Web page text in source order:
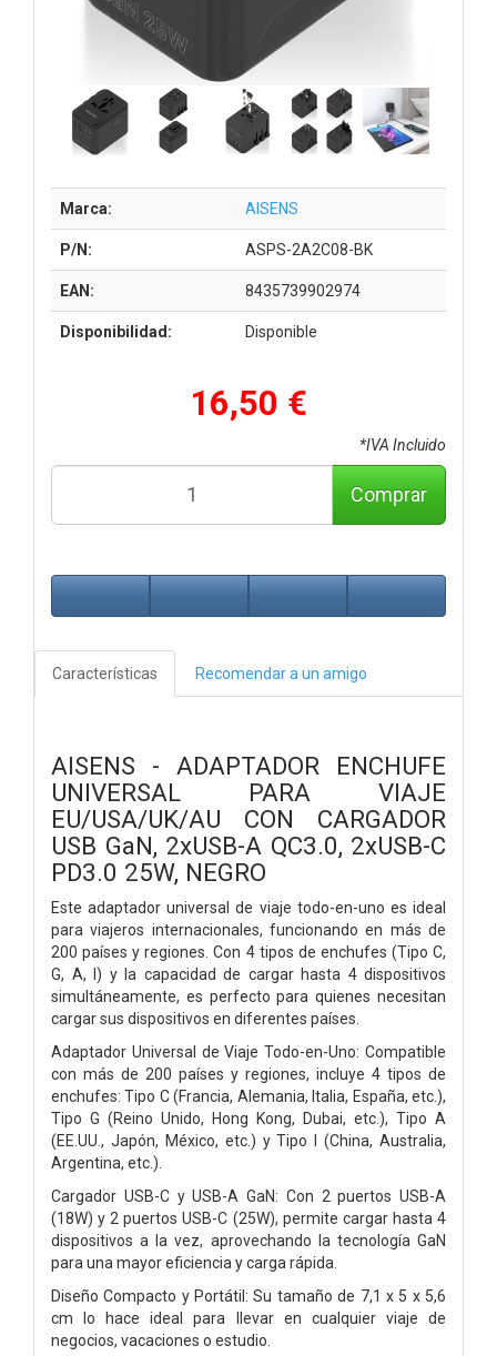
Marca: AISENS
P/N: ASPS-2A2C08-BK
EAN: 8435739902974
Disponibilidad: Disponible
16,50 €
*IVA Incluido
Comprar
Características Recomendar a un amigo
AISENS - ADAPTADOR ENCHUFE
UNIVERSAL PARA VIAJE
EU/USA/UK/AU CON CARGADOR
USB GaN, 2xUSB-A QC3.0, 2xUSB-C
PD3.0 25W, NEGRO
Este adaptador universal de viaje todo-en-uno es ideal
para viajeros internacionales, funcionando en más de
200 países y regiones. Con 4 tipos de enchufes (Tipo C,
G, A, I) y la capacidad de cargar hasta 4 dispositivos
simultáneamente, es perfecto para quienes necesitan
cargar sus dispositivos en diferentes países.
Adaptador Universal de Viaje Todo-en-Uno: Compatible
con más de 200 países y regiones, incluye 4 tipos de
enchufes: Tipo C (Francia, Alemania, Italia, España, etc.),
Tipo G (Reino Unido, Hong Kong, Dubai, etc.), Tipo A
(EE.UU., Japón, México, etc.) y Tipo I (China, Australia,
Argentina, etc.).
Cargador USB-C y USB-A GaN: Con 2 puertos USB-A
(18W) y 2 puertos USB-C (25W), permite cargar hasta 4
dispositivos a la vez, aprovechando la tecnología GaN
para una mayor eficiencia y carga rápida.
Diseño Compacto y Portátil: Su tamaño de 7,1 x 5 x 5,6
cm lo hace ideal para llevar en cualquier viaje de
negocios, vacaciones o estudio.